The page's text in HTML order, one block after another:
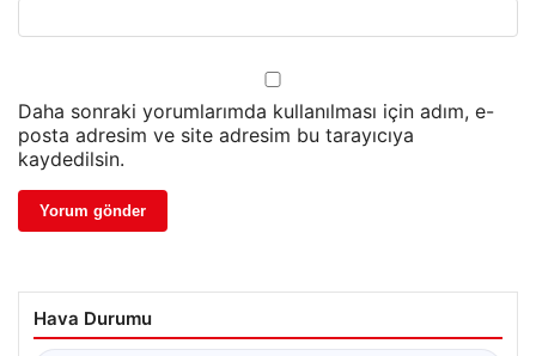
Daha sonraki yorumlarımda kullanılması için adım, e-
posta adresim ve site adresim bu tarayıcıya
kaydedilsin.
Hava Durumu